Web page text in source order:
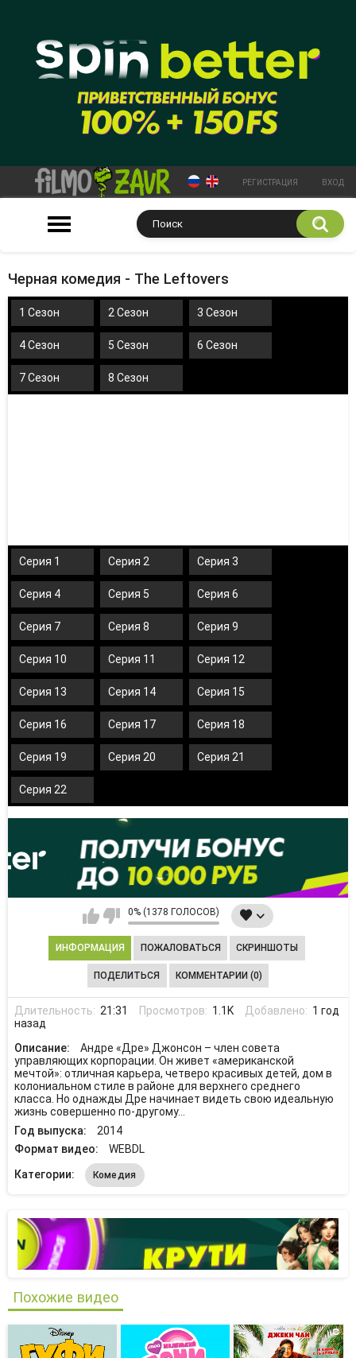
РЕГИСТРАЦИЯ ВХОД
Черная комедия - The Leftovers
1 Сезон 2 Сезон 3 Сезон
4 Сезон 5 Сезон 6 Сезон
7 Сезон 8 Сезон
Серия 1 Серия 2 Серия 3
Серия 4 Серия 5 Серия 6
Серия 7 Серия 8 Серия 9
Серия 10 Серия 11 Серия 12
Серия 13 Серия 14 Серия 15
Серия 16 Серия 17 Серия 18
Серия 19 Серия 20 Серия 21
Серия 22
0% (1378 ГОЛОСОВ)
ИНФОРМАЦИЯ ПОЖАЛОВАТЬСЯ СКРИНШОТЫ
ПОДЕЛИТЬСЯ КОММЕНТАРИИ (0)
Длительность: 21:31 Просмотров: 1.1K Добавлено: 1 год
назад
Описание:
Андре «Дре» Джонсон – член совета
управляющих корпорации. Он живет «американской
мечтой»: отличная карьера, четверо красивых детей, дом в
колониальном стиле в районе для верхнего среднего
класса. Но однажды Дре начинает видеть свою идеальную
жизнь совершенно по-другому…
Год выпуска:
2014
Формат видео:
WEBDL
Категории:
Комедия
Похожие видео